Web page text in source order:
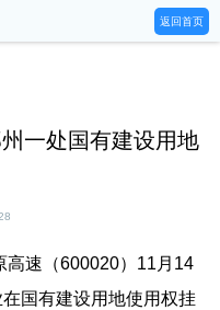
返回首页
一处国有建设用地
速（600020）11月14
国有建设用地使用权挂